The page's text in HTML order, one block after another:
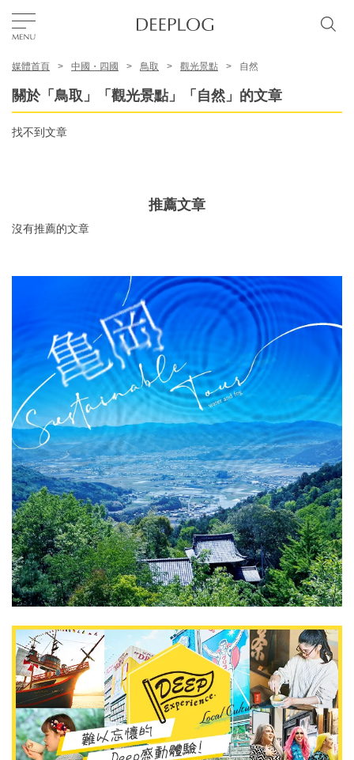
TOP
特色主題
繁體中文
關於DEEPLOG
隐私政策
聯系我們
網站營運企業
招募旅遊作家
媒體首頁 中國・四國 鳥取 觀光景點 自然
關於「鳥取」「觀光景點」「自然」的文章
找不到文章
推薦文章
沒有推薦的文章